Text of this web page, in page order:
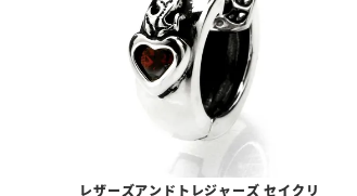
レザーズアンドトレジャーズ セイクリ